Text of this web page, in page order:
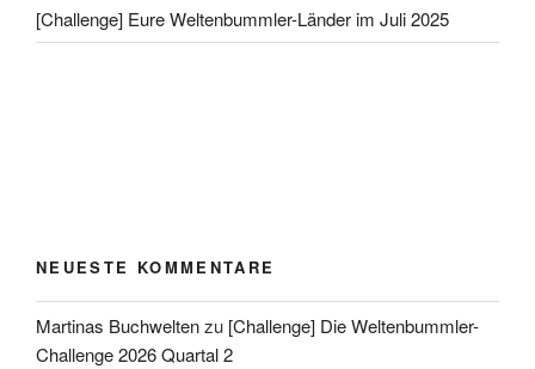
[Challenge] Eure Weltenbummler-Länder im Juli 2025
NEUESTE KOMMENTARE
Martinas Buchweltenzu [Challenge] Die Weltenbummler-
Challenge 2026 Quartal 2